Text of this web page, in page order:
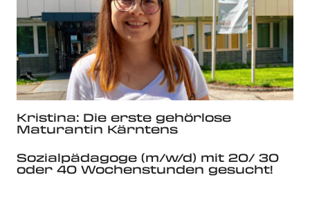
Kristina: Die erste gehörlose
Maturantin Kärntens
Sozialpädagoge (m/w/d) mit 20/ 30
oder 40 Wochenstunden gesucht!